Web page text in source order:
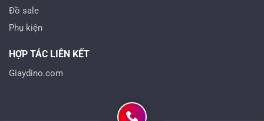
Đồ sale
Phụ kiện
HỢP TÁC LIÊN KẾT
Giaydino.com